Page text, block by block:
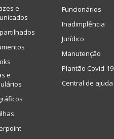
e
e
Funcionários
Inadimplência
Jurídico
Manutenção
Plantão Covid-19
Central de ajuda